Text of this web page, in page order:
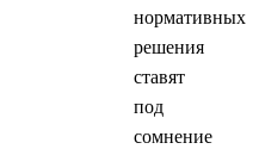
нормативных
решения
ставят
под
сомнение